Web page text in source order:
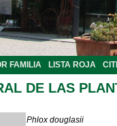
FAMILIA LISTA ROJA
DE LAS
Phlox douglasii